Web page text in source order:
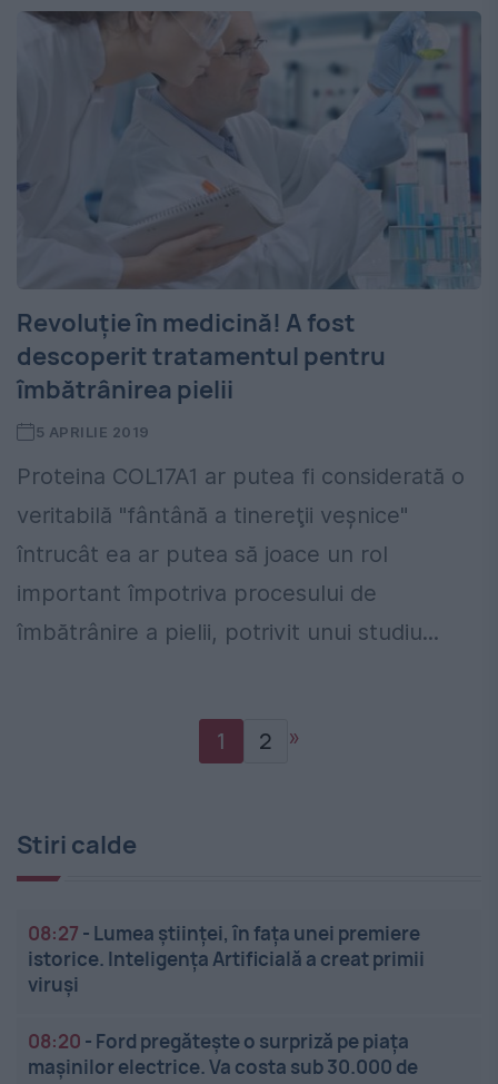
Revoluție în medicină! A fost
descoperit tratamentul pentru
îmbătrânirea pielii
5 APRILIE 2019
Proteina COL17A1 ar putea fi considerată o
veritabilă "fântână a tinereţii veşnice"
întrucât ea ar putea să joace un rol
important împotriva procesului de
îmbătrânire a pielii, potrivit unui studiu...
1 2 »
Stiri calde
08:27 - Lumea științei, în fața unei premiere
istorice. Inteligența Artificială a creat primii
viruși
08:20 - Ford pregătește o surpriză pe piața
mașinilor electrice. Va costa sub 30.000 de